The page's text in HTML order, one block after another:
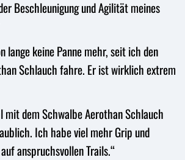
Beschleunigung und Agilität meines
lange keine Panne mehr, seit ich den
Schlauch fahre. Er ist wirklich extrem
mit dem Schwalbe Aerothan Schlauch
Ich habe viel mehr Grip und
anspruchsvollen Trails.“